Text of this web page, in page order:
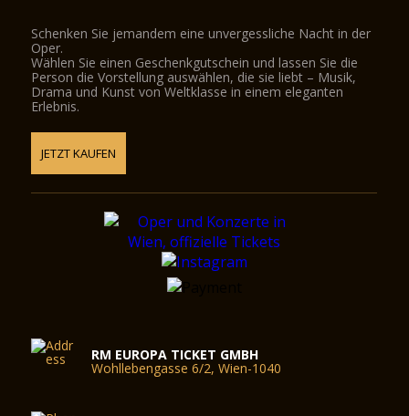
Schenken Sie jemandem eine unvergessliche Nacht in der
Oper.
Wählen Sie einen Geschenkgutschein und lassen Sie die
Person die Vorstellung auswählen, die sie liebt – Musik,
Drama und Kunst von Weltklasse in einem eleganten
Erlebnis.
JETZT KAUFEN
RM EUROPA TICKET GMBH
Wohllebengasse 6/2, Wien-1040